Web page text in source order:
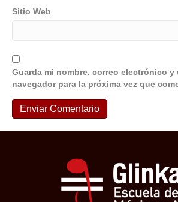
Sitio Web
Guarda mi nombre, correo electrónico y
navegador para la próxima vez que